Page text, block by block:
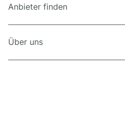
Anbieter finden
Über uns